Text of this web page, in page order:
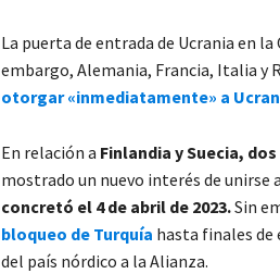
La puerta de entrada de Ucrania en
embargo, Alemania, Francia, Italia y
otorgar «inmediatamente» a
En relación a Finlandia y Suecia,
mostrado un nuevo interés de unirse
concretó el 4 de abril de 2023.Sin
bloqueo de Turquía hasta finales de
del país nórdico a la Alianza.